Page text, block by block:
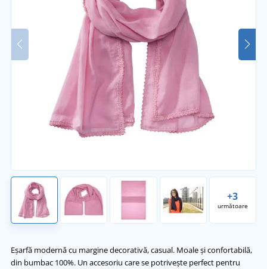
+3
următoare
Eșarfă modernă cu margine decorativă, casual. Moale și confortabilă,
din bumbac 100%. Un accesoriu care se potrivește perfect pentru